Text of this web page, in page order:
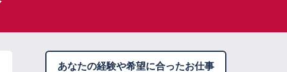
あなたの経験や希望に合ったお仕事